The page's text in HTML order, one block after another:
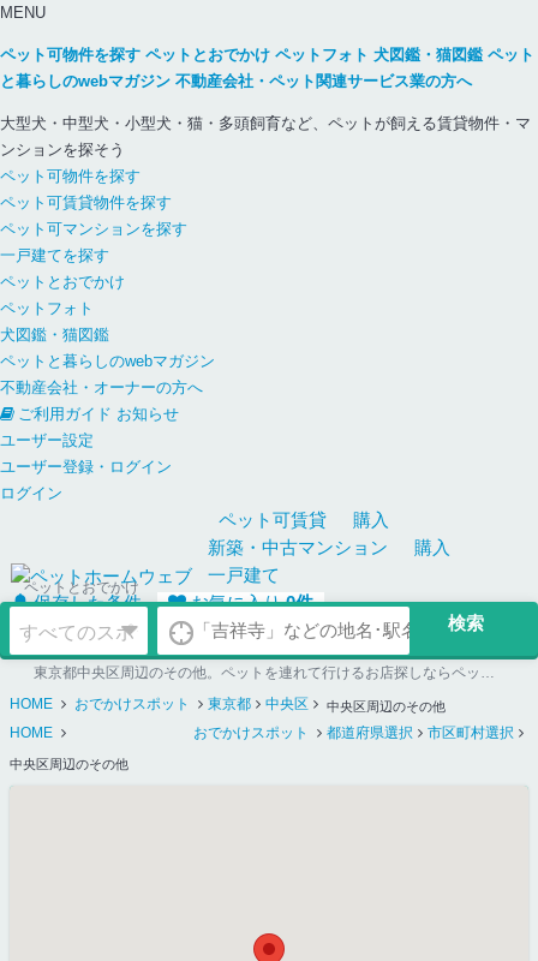
MENU
ペット可物件を探す ペットとおでかけ ペットフォト 犬図鑑・猫図鑑 ペット
と暮らしのwebマガジン 不動産会社・ペット関連サービス業の方へ
大型犬・中型犬・小型犬・猫・多頭飼育など、ペットが飼える賃貸物件・マ
ンションを探そう
ペット可物件を探す
ペット可賃貸物件を探す
ペット可マンションを探す
一戸建てを探す
ペットとおでかけ
ペットフォト
犬図鑑・猫図鑑
ペットと暮らしのwebマガジン
不動産会社・オーナーの方へ
ご利用ガイド お知らせ
ユーザー設定
ユーザー登録・ログイン
ログイン
ペット可賃貸
購入
新築・中古マンション
購入
一戸建て
保存した条件
お気に入り0件
ペットとおでかけ
東京都中央区周辺のその他。ペットを連れて行けるお店探しならペットホームウェブ
HOME
おでかけスポット 東京都 中央区 中央区周辺のその他
HOME おでかけスポット 都道府県選択 市区町村選択
中央区周辺のその他